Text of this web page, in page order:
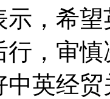
，希
行，审
英经